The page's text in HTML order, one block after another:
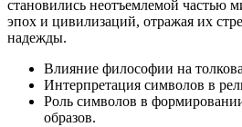
становились неотъемлемой частью
эпох и цивилизаций, отражая их
надежды.
Влияние философии на
Интерпретация символов в
Роль символов в
образов.